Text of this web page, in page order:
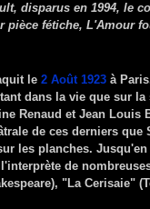
disparus en 1994, le
pièce fétiche, L'Amour
le 2 Août 1923 à
dans la vie que sur
Renaud et Jean Louis
de ces derniers que
les planches.
de
"La Cerisaie"